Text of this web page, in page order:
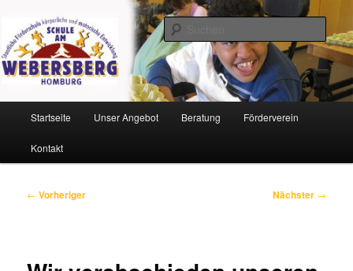
primären
Inhalt
springenSchule am Webersberg
Staatliche Förderschule körperliche und motorische Entwicklung
Startseite Unser Angebot Beratung Förderverein
Kontakt
Beitragsnavigation
← Vorheriger Nächster →